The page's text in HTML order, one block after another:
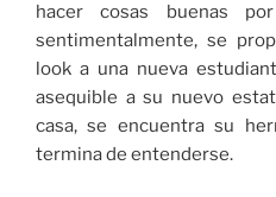
hacer cosas buenas
sentimentalmente, se
look a una nueva
asequible a su nuevo
casa, se encuentra su
termina de entenderse.